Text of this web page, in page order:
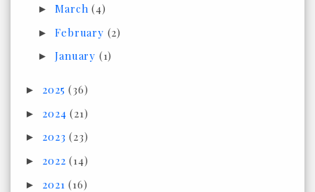
►March(4)
►February (2)
►January (1)
► 2025(36)
► 2024(21)
► 2023(23)
► 2022(14)
► 2021(16)